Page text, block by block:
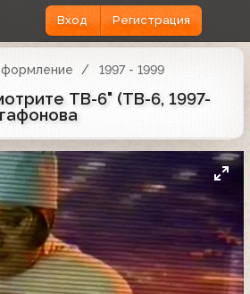
Вход Регистрация
1997 - 1999
ТВ-6" (ТВ-6, 1997-